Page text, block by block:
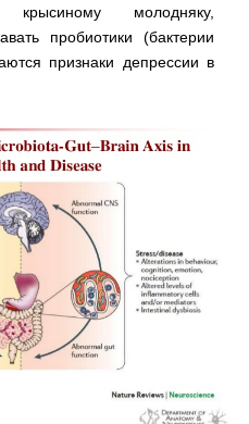
молодняку,
пробиотики (бактерии
признаки депрессии в